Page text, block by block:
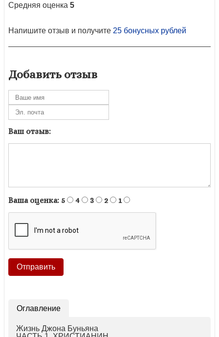
Средняя оценка 5
Напишите отзыв и получите 25 бонусных рублей
Добавить отзыв
Ваш отзыв:
Ваша оценка: 5 4 3 2 1
Оглавление
Жизнь Джона Буньяна